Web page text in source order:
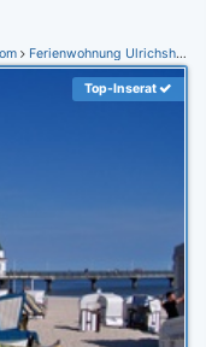
Ferienwohnung Ulrichshorst
Top-Inserat